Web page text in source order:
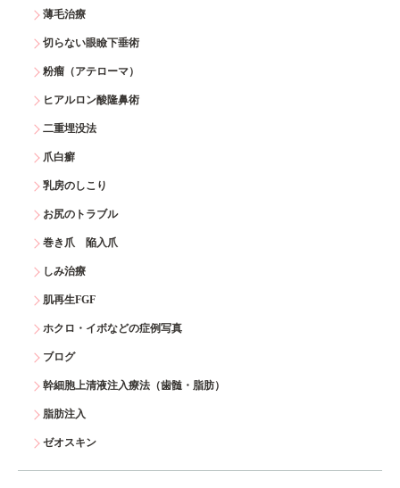
薄毛治療
切らない眼瞼下垂術
粉瘤（アテローマ）
ヒアルロン酸隆鼻術
二重埋没法
爪白癬
乳房のしこり
お尻のトラブル
巻き爪 陥入爪
しみ治療
肌再生FGF
ホクロ・イボなどの症例写真
ブログ
幹細胞上清液注入療法（歯髄・脂肪）
脂肪注入
ゼオスキン